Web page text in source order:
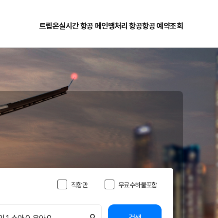
트립온실시간 항공 메인땡처리 항공항공 예약조회
직항만 무료수하물포함